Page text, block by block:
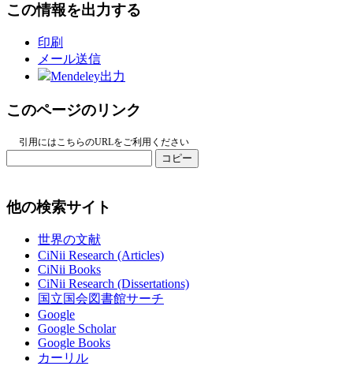
この情報を出力する
印刷
メール送信
Mendeley出力
このページのリンク
引用にはこちらのURLをご利用ください
コピー
他の検索サイト
世界の文献
CiNii Research (Articles)
CiNii Books
CiNii Research (Dissertations)
国立国会図書館サーチ
Google
Google Scholar
Google Books
カーリル